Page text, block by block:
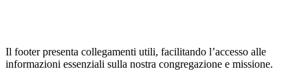
Il footer presenta collegamenti utili, facilitando l’accesso alle
informazioni essenziali sulla nostra congregazione e missione.